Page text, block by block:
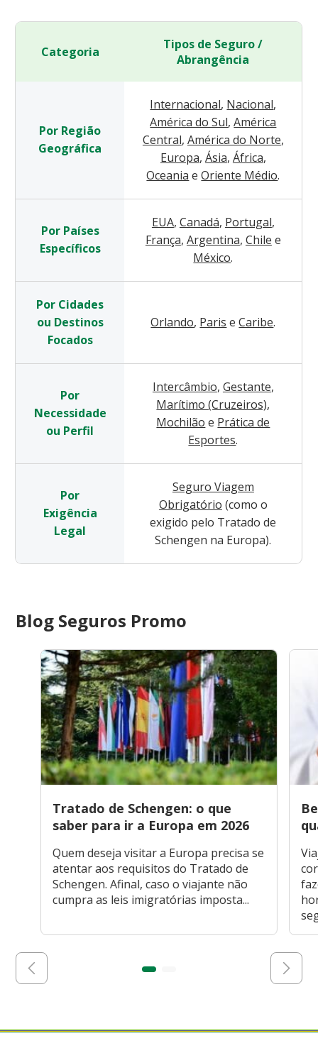
Categoria
Tipos de Seguro /
Abrangência
Por Região
Geográfica
Internacional, Nacional,
América do Sul, América
Central, América do Norte,
Europa, Ásia, África,
Oceania e Oriente Médio.
Por Países
Específicos
EUA, Canadá, Portugal,
França, Argentina, Chile e
México.
Por Cidades
ou Destinos
Focados
Orlando, Paris e Caribe.
Por
Necessidade
ou Perfil
Intercâmbio, Gestante,
Marítimo (Cruzeiros),
Mochilão e Prática de
Esportes.
Por
Exigência
Legal
Seguro Viagem
Obrigatório (como o
exigido pelo Tratado de
Schengen na Europa).
Blog Seguros Promo
Tratado de Schengen: o que
saber para ir a Europa em 2026
Quem deseja visitar a Europa precisa se
atentar aos requisitos do Tratado de
Schengen. Afinal, caso o viajante não
cumpra as leis imigratórias imposta...